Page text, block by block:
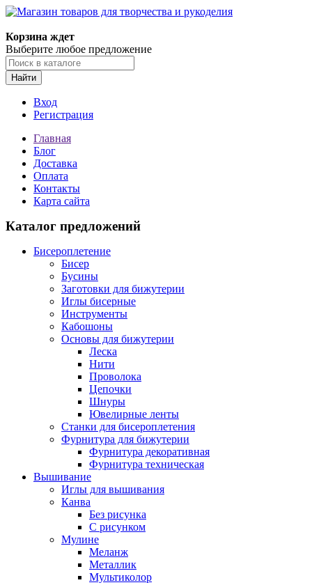
Корзина ждет
Выберите любое предложение
Найти
Вход
Регистрация
Главная
Блог
Доставка
Оплата
Контакты
Карта сайта
Каталог предложений
Бисероплетение
Бисер
Бусины
Заготовки для бижутерии
Иглы бисерные
Инструменты
Кабошоны
Основы для бижутерии
Леска
Нити
Проволока
Цепочки
Шнуры
Ювелирные ленты
Станки для бисероплетения
Фурнитура для бижутерии
Фурнитура декоративная
Фурнитура техническая
Вышивание
Иглы для вышивания
Канва
Без рисунка
С рисунком
Мулине
Меланж
Металлик
Мультиколор